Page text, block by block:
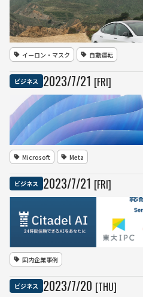
イーロン・マスク 自動運転
ビジネス 2023/7/21 [FRI]
Microsoft Meta
ビジネス 2023/7/21 [FRI]
国内企業事例
ビジネス 2023/7/20 [THU]